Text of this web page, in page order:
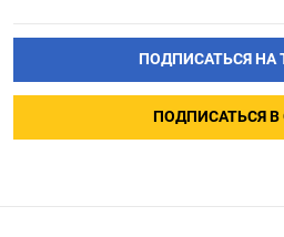
ПОДПИСАТЬСЯ НА
ПОДПИСАТЬСЯ В